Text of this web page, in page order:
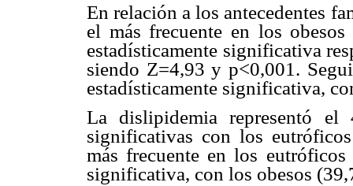
En relación a los antecedentes
el más frecuente en los
estadísticamente significativa
siendo Z=4,93 y p<0,001.
estadísticamente significativa,
La dislipidemia representó el
significativas con los
más frecuente en los
significativa, con los obesos